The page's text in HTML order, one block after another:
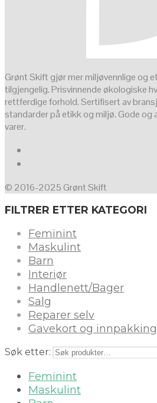
Grønt Skift gjør mer miljøvennlige og
tilgjengelig. Prisvinnende økologiske
rettferdige forhold. Sertifisert av
standarder på etikk og miljø. Gode og
varer.
© 2016-2025 Grønt Skift
FILTRER ETTER KATEGORI
Feminint
Maskulint
Barn
Interiør
Handlenett/Bager
Salg
Reparer selv
Gavekort og innpakking
Søk etter:
Feminint
Maskulint